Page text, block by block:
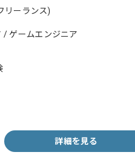
リーランス)
/ ゲームエンジニア
詳細を見る